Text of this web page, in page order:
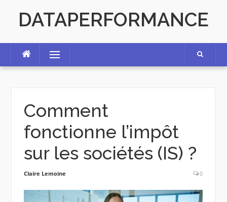
contentDATAPERFORMANCE
Menu
Comment
fonctionne l’impôt
sur les sociétés (IS) ?
Claire Lemoine 0